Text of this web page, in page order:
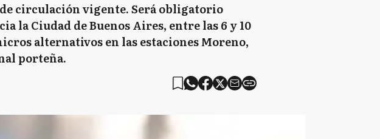
circulación vigente. Será obligatorio
la Ciudad de Buenos Aires, entre las 6 y 10
alternativos en las estaciones Moreno,
porteña.